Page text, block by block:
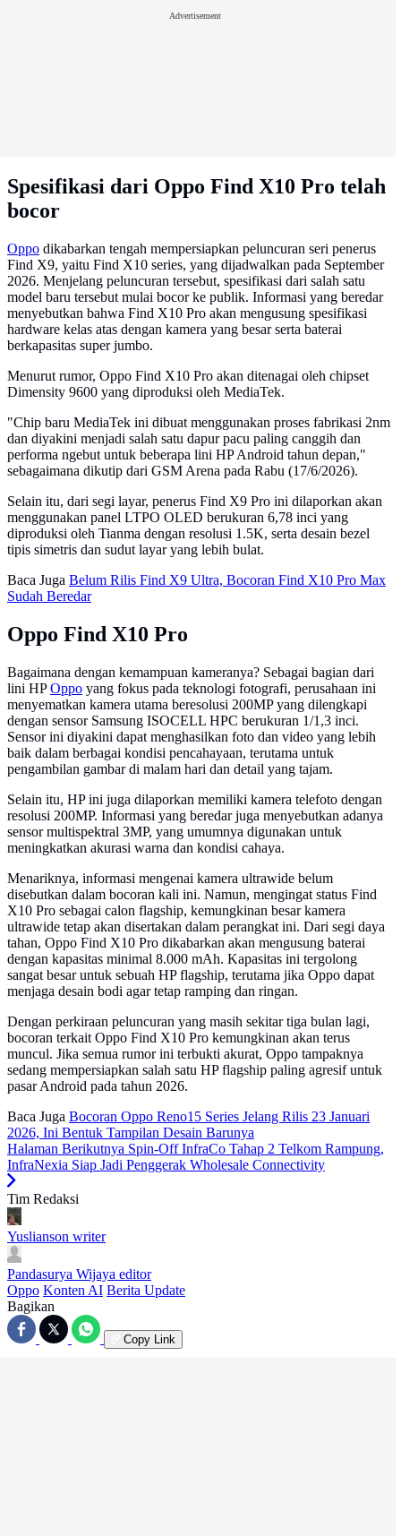
Advertisement
Spesifikasi dari Oppo Find X10 Pro telah
bocor
Oppo dikabarkan tengah mempersiapkan peluncuran seri penerus
Find X9, yaitu Find X10 series, yang dijadwalkan pada September
2026. Menjelang peluncuran tersebut, spesifikasi dari salah satu
model baru tersebut mulai bocor ke publik. Informasi yang beredar
menyebutkan bahwa Find X10 Pro akan mengusung spesifikasi
hardware kelas atas dengan kamera yang besar serta baterai
berkapasitas super jumbo.
Menurut rumor, Oppo Find X10 Pro akan ditenagai oleh chipset
Dimensity 9600 yang diproduksi oleh MediaTek.
"Chip baru MediaTek ini dibuat menggunakan proses fabrikasi 2nm
dan diyakini menjadi salah satu dapur pacu paling canggih dan
performa ngebut untuk beberapa lini HP Android tahun depan,"
sebagaimana dikutip dari GSM Arena pada Rabu (17/6/2026).
Selain itu, dari segi layar, penerus Find X9 Pro ini dilaporkan akan
menggunakan panel LTPO OLED berukuran 6,78 inci yang
diproduksi oleh Tianma dengan resolusi 1.5K, serta desain bezel
tipis simetris dan sudut layar yang lebih bulat.
Baca Juga Belum Rilis Find X9 Ultra, Bocoran Find X10 Pro Max
Sudah Beredar
Oppo Find X10 Pro
Bagaimana dengan kemampuan kameranya? Sebagai bagian dari
lini HPOppo yang fokus pada teknologi fotografi, perusahaan ini
menyematkan kamera utama beresolusi 200MP yang dilengkapi
dengan sensor Samsung ISOCELL HPC berukuran 1/1,3 inci.
Sensor ini diyakini dapat menghasilkan foto dan video yang lebih
baik dalam berbagai kondisi pencahayaan, terutama untuk
pengambilan gambar di malam hari dan detail yang tajam.
Selain itu, HP ini juga dilaporkan memiliki kamera telefoto dengan
resolusi 200MP. Informasi yang beredar juga menyebutkan adanya
sensor multispektral 3MP, yang umumnya digunakan untuk
meningkatkan akurasi warna dan kondisi cahaya.
Menariknya, informasi mengenai kamera ultrawide belum
disebutkan dalam bocoran kali ini. Namun, mengingat status Find
X10 Pro sebagai calon flagship, kemungkinan besar kamera
ultrawide tetap akan disertakan dalam perangkat ini. Dari segi daya
tahan, Oppo Find X10 Pro dikabarkan akan mengusung baterai
dengan kapasitas minimal 8.000 mAh. Kapasitas ini tergolong
sangat besar untuk sebuah HP flagship, terutama jika Oppo dapat
menjaga desain bodi agar tetap ramping dan ringan.
Dengan perkiraan peluncuran yang masih sekitar tiga bulan lagi,
bocoran terkait Oppo Find X10 Pro kemungkinan akan terus
muncul. Jika semua rumor ini terbukti akurat, Oppo tampaknya
sedang mempersiapkan salah satu HP flagship paling agresif untuk
pasar Android pada tahun 2026.
Baca Juga Bocoran Oppo Reno15 Series Jelang Rilis 23 Januari
2026, Ini Bentuk Tampilan Desain Barunya
Halaman Berikutnya Spin-Off InfraCo Tahap 2 Telkom Rampung,
InfraNexia Siap Jadi Penggerak Wholesale Connectivity
Tim Redaksi
Yuslianson writer
Pandasurya Wijaya editor
Oppo Konten AI Berita Update
Bagikan
Copy Link